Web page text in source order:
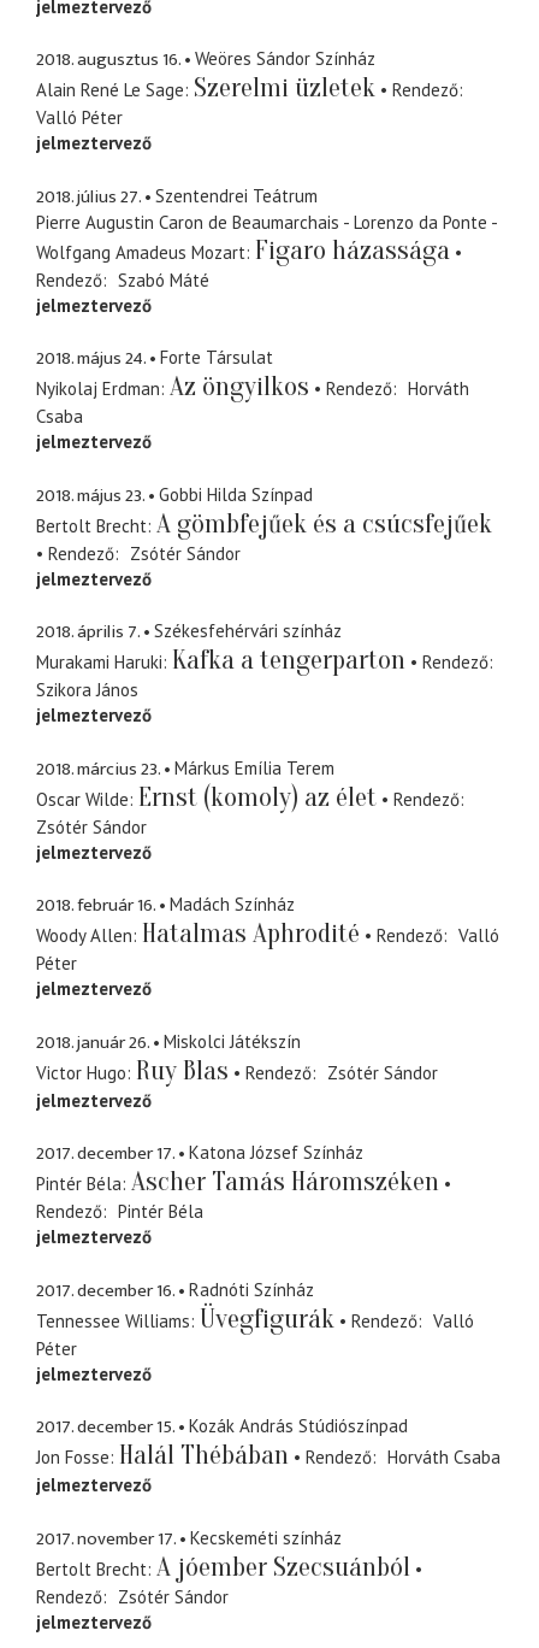
jelmeztervező
2018. augusztus 16.
Weöres Sándor Színház
Alain René Le Sage Szerelmi üzletek
Rendező
Valló Péter
jelmeztervező
2018. július 27.
Szentendrei Teátrum
Pierre Augustin Caron de Beaumarchais - Lorenzo da Ponte -
Wolfgang Amadeus Mozart Figaro házassága
Rendező
Szabó Máté
jelmeztervező
2018. május 24.
Forte Társulat
Nyikolaj Erdman Az öngyilkos Rendező
Horváth
Csaba
jelmeztervező
2018. május 23.
Gobbi Hilda Színpad
Bertolt Brecht A gömbfejűek és a csúcsfejűek
Rendező
Zsótér Sándor
jelmeztervező
2018. április 7.
Székesfehérvári színház
Murakami Haruki Kafka a tengerparton
Rendező
Szikora János
jelmeztervező
2018. március 23.
Márkus Emília Terem
Oscar Wilde Ernst (komoly) az élet
Rendező
Zsótér Sándor
jelmeztervező
2018. február 16.
Madách Színház
Woody Allen Hatalmas Aphrodité Rendező
Valló
Péter
jelmeztervező
2018. január 26.
Miskolci Játékszín
Victor Hugo Ruy Blas Rendező
Zsótér Sándor
jelmeztervező
2017. december 17.
Katona József Színház
Pintér Béla Ascher Tamás Háromszéken
Rendező
Pintér Béla
jelmeztervező
2017. december 16.
Radnóti Színház
Tennessee Williams Üvegfigurák Rendező
Valló
Péter
jelmeztervező
2017. december 15.
Kozák András Stúdiószínpad
Jon Fosse Halál Thébában Rendező
Horváth Csaba
jelmeztervező
2017. november 17.
Kecskeméti színház
Bertolt Brecht A jóember Szecsuánból
Rendező
Zsótér Sándor
jelmeztervező